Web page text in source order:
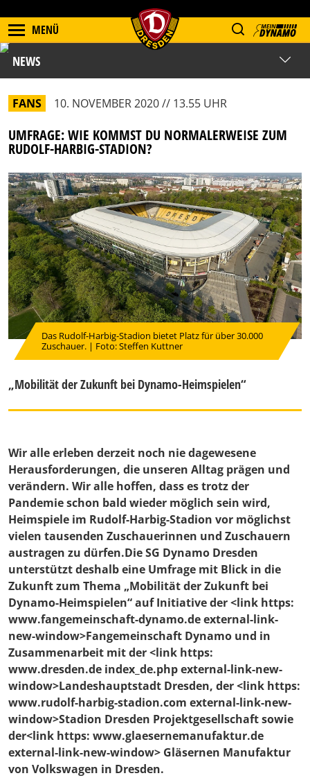
MENÜ
NEWS
FANS 10. NOVEMBER 2020 // 13.55 UHR
UMFRAGE: WIE KOMMST DU NORMALERWEISE ZUM
RUDOLF-HARBIG-STADION?
Das Rudolf-Harbig-Stadion bietet Platz für über 30.000
Zuschauer. | Foto: Steffen Kuttner
„Mobilität der Zukunft bei Dynamo-Heimspielen“
Wir alle erleben derzeit noch nie dagewesene
Herausforderungen, die unseren Alltag prägen und
verändern. Wir alle hoffen, dass es trotz der
Pandemie schon bald wieder möglich sein wird,
Heimspiele im Rudolf-Harbig-Stadion vor möglichst
vielen tausenden Zuschauerinnen und Zuschauern
austragen zu dürfen.Die SG Dynamo Dresden
unterstützt deshalb eine Umfrage mit Blick in die
Zukunft zum Thema „Mobilität der Zukunft bei
Dynamo-Heimspielen“ auf Initiative der <link https:
www.fangemeinschaft-dynamo.de external-link-
new-window>Fangemeinschaft Dynamo und in
Zusammenarbeit mit der <link https:
www.dresden.de index_de.php external-link-new-
window>Landeshauptstadt Dresden, der <link https:
www.rudolf-harbig-stadion.com external-link-new-
window>Stadion Dresden Projektgesellschaft sowie
der<link https: www.glaesernemanufaktur.de
external-link-new-window> Gläsernen Manufaktur
von Volkswagen in Dresden.